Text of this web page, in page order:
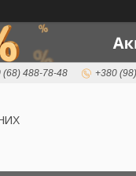
(68) 488-78-48 +380